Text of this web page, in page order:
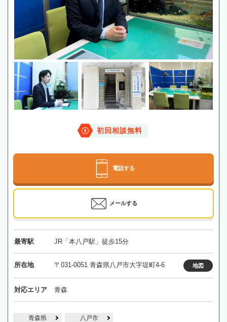
初回相談無料
電話する
メールする
最寄駅 JR「本八戸駅」徒歩15分
所在地 〒031-0051 青森県八戸市大字堤町4-6 地図
対応エリア 青森
青森県 八戸市